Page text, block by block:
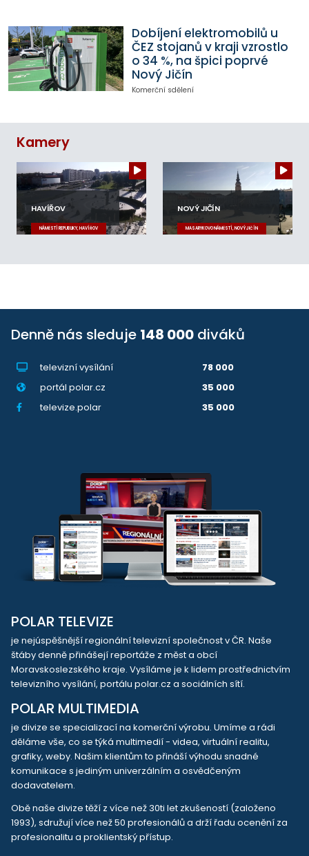
Dobíjení elektromobilů u
ČEZ stojanů v kraji vzrostlo
o 34 %, na špici poprvé
Nový Jičín
Komerční sdělení
Kamery
HAVÍŘOV
NÁMĚSTÍ REPUBLIKY, HAVÍŘOV
NOVÝ JIČÍN
MASARYKOVO NÁMĚSTÍ, NOVÝ JIČÍN
Denně nás sleduje 148 000 diváků
televizní vysílání
78 000
portál polar.cz
35 000
televize.polar
35 000
POLAR TELEVIZE
je nejúspěšnější regionální televizní společnost v ČR. Naše
štáby denně přinášejí reportáže z měst a obcí
Moravskoslezského kraje. Vysíláme je k lidem prostřednictvím
televizního vysílání, portálu polar.cz a sociálních sítí.
POLAR MULTIMEDIA
je divize se specializací na komerční výrobu. Umíme a rádi
děláme vše, co se týká multimedií - videa, virtuální realitu,
grafiky, weby. Našim klientům to přináší výhodu snadné
komunikace s jediným univerzálním a osvědčeným
dodavatelem.
Obě naše divize těží z více než 30ti let zkušeností (založeno
1993), sdružují více než 50 profesionálů a drží řadu ocenění za
profesionalitu a proklientský přístup.